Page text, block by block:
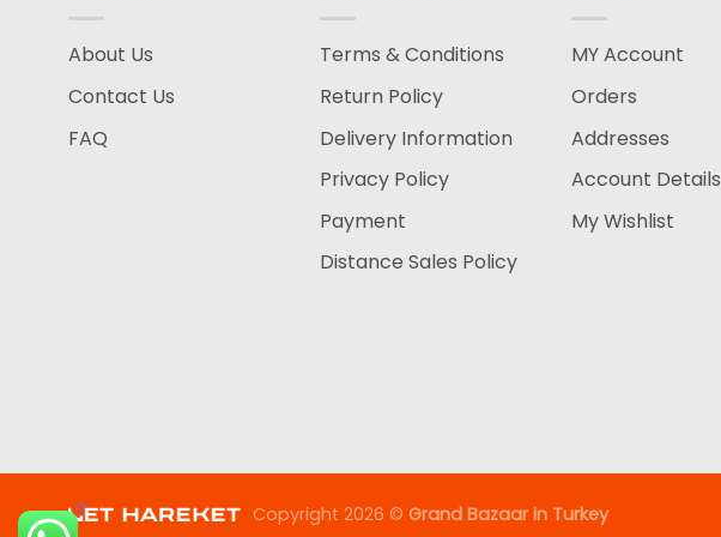
About Us
Contact Us
FAQ
Terms & Conditions
Return Policy
Delivery Information
Privacy Policy
Payment
Distance Sales Policy
MY Account
Orders
Addresses
Account Details
My Wishlist
Copyright 2026 © Grand Bazaar in Turkey